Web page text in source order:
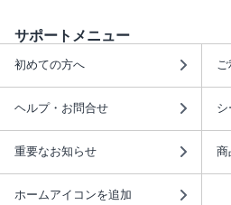
サポートメニュー
初めての方へ
ヘルプ・お問合せ シ
重要なお知らせ 商
ホームアイコンを追加